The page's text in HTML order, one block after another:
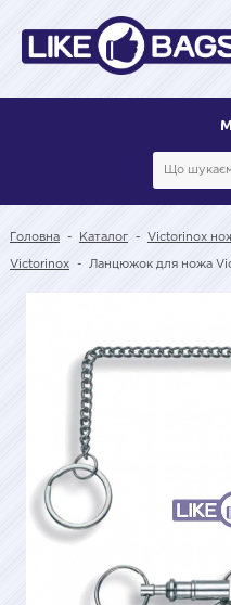
Головна - Каталог - Victorinox
Victorinox - Ланцюжок для ножа